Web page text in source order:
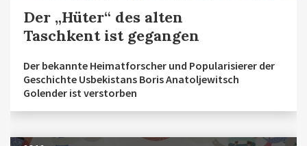
Der „Hüter“ des alten
Taschkent ist gegangen
Der bekannte Heimatforscher und Popularisierer der
Geschichte Usbekistans Boris Anatoljewitsch
Golender ist verstorben